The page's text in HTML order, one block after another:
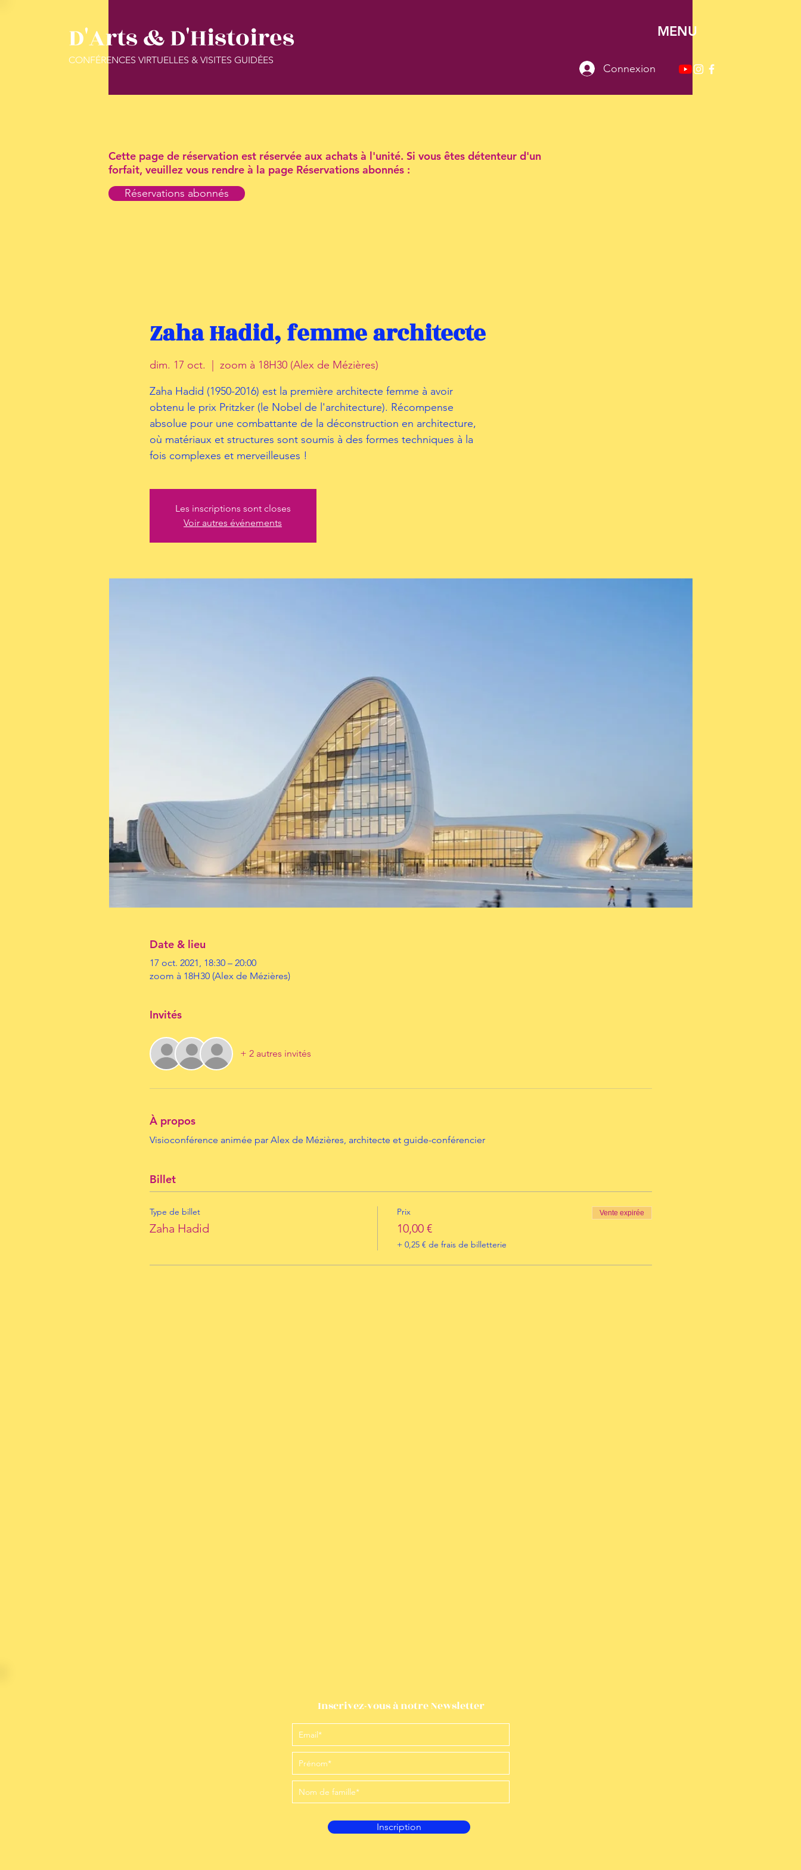
D'Arts & D'Histoires
CONFÉRENCES VIRTUELLES & VISITES GUIDÉES
Connexion
MENU
Cette page de réservation est réservée aux achats à l'unité. Si vous êtes détenteur d'un
forfait, veuillez vous rendre à la page Réservations abonnés :
Réservations abonnés
Zaha Hadid, femme architecte
dim. 17 oct.
zoom à 18H30 (Alex de Mézières)
Zaha Hadid (1950-2016) est la première architecte femme à avoir
obtenu le prix Pritzker (le Nobel de l'architecture). Récompense
absolue pour une combattante de la déconstruction en architecture,
où matériaux et structures sont soumis à des formes techniques à la
fois complexes et merveilleuses !
Les inscriptions sont closes
Voir autres événements
Date & lieu
17 oct. 2021, 18:30 – 20:00
zoom à 18H30 (Alex de Mézières)
Invités
+ 2 autres invités
À propos
Visioconférence animée par Alex de Mézières, architecte et guide-conférencier
Billet
Type de billet
Zaha Hadid
Prix
10,00 €
+ 0,25 € de frais de billetterie
Vente expirée
Inscrivez-vous à notre Newsletter
Inscription